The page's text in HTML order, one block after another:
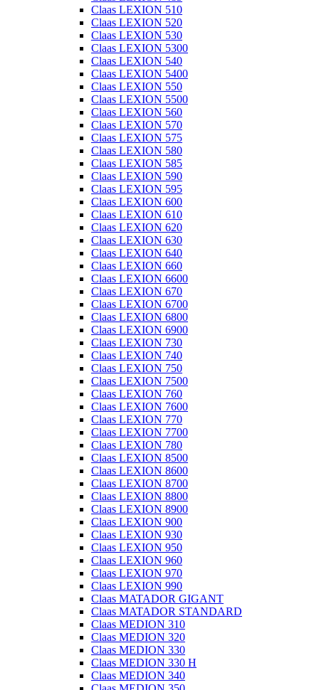
Claas LEXION 510
Claas LEXION 520
Claas LEXION 530
Claas LEXION 5300
Claas LEXION 540
Claas LEXION 5400
Claas LEXION 550
Claas LEXION 5500
Claas LEXION 560
Claas LEXION 570
Claas LEXION 575
Claas LEXION 580
Claas LEXION 585
Claas LEXION 590
Claas LEXION 595
Claas LEXION 600
Claas LEXION 610
Claas LEXION 620
Claas LEXION 630
Claas LEXION 640
Claas LEXION 660
Claas LEXION 6600
Claas LEXION 670
Claas LEXION 6700
Claas LEXION 6800
Claas LEXION 6900
Claas LEXION 730
Claas LEXION 740
Claas LEXION 750
Claas LEXION 7500
Claas LEXION 760
Claas LEXION 7600
Claas LEXION 770
Claas LEXION 7700
Claas LEXION 780
Claas LEXION 8500
Claas LEXION 8600
Claas LEXION 8700
Claas LEXION 8800
Claas LEXION 8900
Claas LEXION 900
Claas LEXION 930
Claas LEXION 950
Claas LEXION 960
Claas LEXION 970
Claas LEXION 990
Claas MATADOR GIGANT
Claas MATADOR STANDARD
Claas MEDION 310
Claas MEDION 320
Claas MEDION 330
Claas MEDION 330 H
Claas MEDION 340